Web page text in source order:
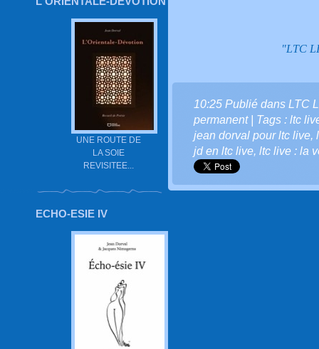
UNE ROUTE DE
LA SOIE
REVISITEE...
ECHO-ESIE IV
"LTC
10:25 Publié dans LTC
permanent| Tags : ltc
jean dorval pour ltc live,
jd en ltc live, ltc live : la